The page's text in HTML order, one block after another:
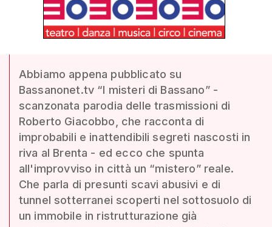
Abbiamo appena pubblicato su
Bassanonet.tv “I misteri di Bassano” -
scanzonata parodia delle trasmissioni di
Roberto Giacobbo, che racconta di
improbabili e inattendibili segreti nascosti in
riva al Brenta - ed ecco che spunta
all'improvviso in città un “mistero” reale.
Che parla di presunti scavi abusivi e di
tunnel sotterranei scoperti nel sottosuolo di
un immobile in ristrutturazione già